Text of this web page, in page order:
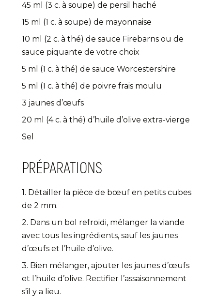
45 ml (3 c. à soupe) de persil haché
15 ml (1 c. à soupe) de mayonnaise
10 ml (2 c. à thé) de sauce Firebarns ou de
sauce piquante de votre choix
5 ml (1 c. à thé) de sauce Worcestershire
5 ml (1 c. à thé) de poivre frais moulu
3 jaunes d’œufs
20 ml (4 c. à thé) d’huile d’olive extra-vierge
Sel
PRÉPARATIONS
1. Détailler la pièce de bœuf en petits cubes
de 2 mm.
2. Dans un bol refroidi, mélanger la viande
avec tous les ingrédients, sauf les jaunes
d’œufs et l’huile d’olive.
3. Bien mélanger, ajouter les jaunes d’œufs
et l’huile d’olive. Rectifier l’assaisonnement
s’il y a lieu.